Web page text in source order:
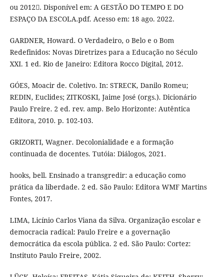
ou 2012. Disponível em: A GESTÃO DO TEMPO E DO
ESPAÇO DA ESCOLA.pdf. Acesso em: 18 ago. 2022.
GARDNER, Howard. O Verdadeiro, o Belo e o Bom
Redefinidos: Novas Diretrizes para a Educação no Século
XXI. 1 ed. Rio de Janeiro: Editora Rocco Digital, 2012.
GÓES, Moacir de. Coletivo. In: STRECK, Danilo Romeu;
REDIN, Euclides; ZITKOSKI, Jaime José (orgs.). Dicionário
Paulo Freire. 2 ed. rev. amp. Belo Horizonte: Autêntica
Editora, 2010. p. 102-103.
GRIZORTI, Wagner. Decolonialidade e a formação
continuada de docentes. Tutóia: Diálogos, 2021.
hooks, bell. Ensinado a transgredir: a educação como
prática da liberdade. 2 ed. São Paulo: Editora WMF Martins
Fontes, 2017.
LIMA, Licínio Carlos Viana da Silva. Organização escolar e
democracia radical: Paulo Freire e a governação
democrática da escola pública. 2 ed. São Paulo: Cortez:
Instituto Paulo Freire, 2002.